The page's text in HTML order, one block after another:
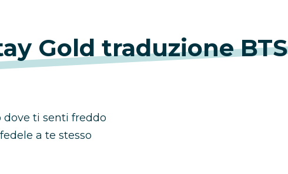
Gold traduzione BTS
dove ti senti freddo
a te stesso